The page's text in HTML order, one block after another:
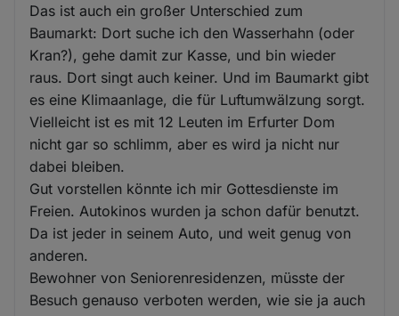
Das ist auch ein großer Unterschied zum
Baumarkt: Dort suche ich den Wasserhahn (oder
Kran?), gehe damit zur Kasse, und bin wieder
raus. Dort singt auch keiner. Und im Baumarkt gibt
es eine Klimaanlage, die für Luftumwälzung sorgt.
Vielleicht ist es mit 12 Leuten im Erfurter Dom
nicht gar so schlimm, aber es wird ja nicht nur
dabei bleiben.
Gut vorstellen könnte ich mir Gottesdienste im
Freien. Autokinos wurden ja schon dafür benutzt.
Da ist jeder in seinem Auto, und weit genug von
anderen.
Bewohner von Seniorenresidenzen, müsste der
Besuch genauso verboten werden, wie sie ja auch